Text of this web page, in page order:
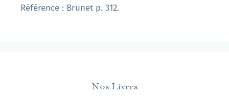
Référence : Brunet p. 312.
Nos Livres